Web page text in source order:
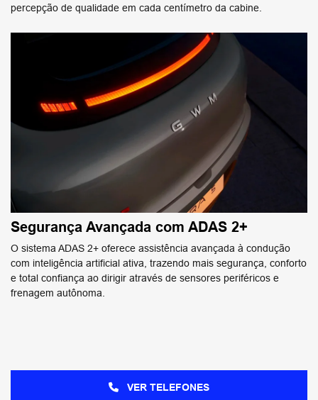
percepção de qualidade em cada centímetro da cabine.
Segurança Avançada com ADAS 2+
O sistema ADAS 2+ oferece assistência avançada à condução
com inteligência artificial ativa, trazendo mais segurança, conforto
e total confiança ao dirigir através de sensores periféricos e
frenagem autônoma.
VER TELEFONES